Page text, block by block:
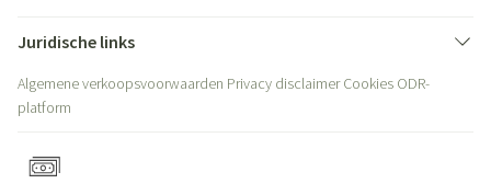
Juridische links
Algemene verkoopsvoorwaarden Privacy disclaimer Cookies ODR-
platform